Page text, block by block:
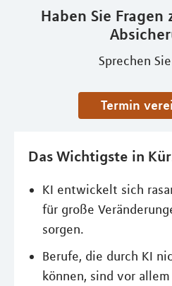
Haben Sie
Sprechen
Termin
Das Wichtigste in
KI entwickelt sich
für große
sorgen.
Berufe, die durch KI
können, sind vor